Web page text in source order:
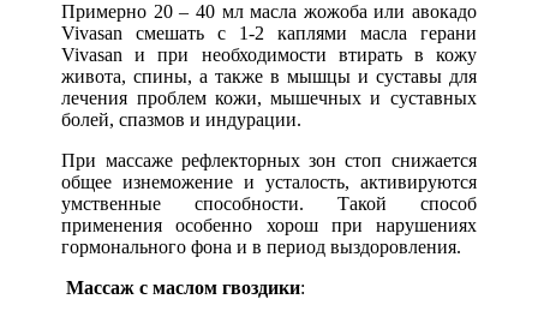
Примерно 20 – 40 мл масла жожоба или авокадо
Vivasan смешать с 1-2 каплями масла герани
Vivasan и при необходимости втирать в кожу
живота, спины, а также в мышцы и суставы для
лечения проблем кожи, мышечных и суставных
болей, спазмов и индурации.
При массаже рефлекторных зон стоп снижается
общее изнеможение и усталость, активируются
умственные способности. Такой способ
применения особенно хорош при нарушениях
гормонального фона и в период выздоровления.
Массаж с маслом гвоздики: